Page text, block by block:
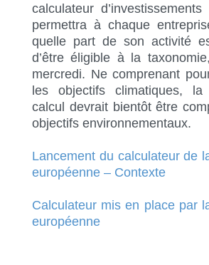
calculateur
permettra à chaque
quelle part de son activité
d’être éligible à la
mercredi. Ne comprenant
les objectifs climatiques,
calcul devrait bientôt être
objectifs environnementaux.
Lancement du calculateur de
européenne – Contexte
Calculateur mis en place par
européenne